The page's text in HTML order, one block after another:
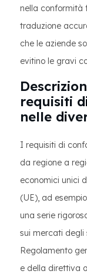
nella conformità
traduzione
che le aziende
evitino le gravi
requisiti
nelle
I requisiti di
da regione a
economici unici
(UE), ad
una serie
sui mercati
Regolamento
e della direttiva